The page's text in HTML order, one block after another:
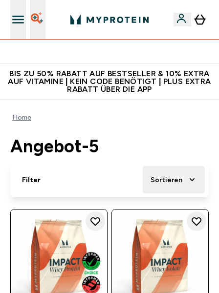
BIS ZU 50% RABATT AUF BESTSELLER & 10% EXTRA
AUF VITAMINE | KEIN CODE BENÖTIGT | PLUS EXTRA
RABATT ÜBER DIE APP
Home
Angebot-5
Filter Sortieren